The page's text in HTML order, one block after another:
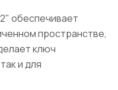
обеспечивает
пространстве,
ключ
и для